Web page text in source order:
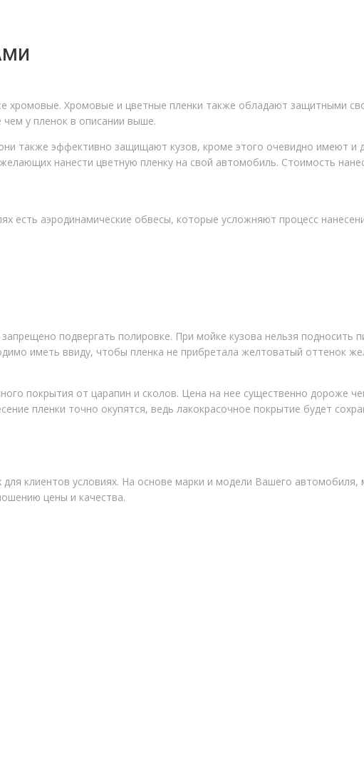
хромовые. Хромовые и цветные пленки также обладают защитными
у пленок в описании выше.
также эффективно защищают кузов, кроме этого очевидно имеют и
нанести цветную пленку на свой автомобиль. Стоимость
есть аэродинамические обвесы, которые усложняют процесс
подвергать полировке. При мойке кузова нельзя подносить
иметь ввиду, чтобы пленка не прибретала желтоватый оттенок
покрытия от царапин и сколов. Цена на нее существенно дороже
пленки точно окупятся, ведь лакокрасочное покрытие будет
клиентов условиях. На основе марки и модели Вашего
цены и качества.